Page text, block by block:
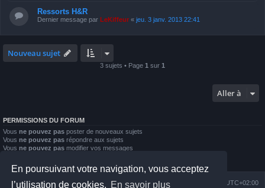
En poursuivant votre navigation, vous acceptez
l’utilisation de cookies. En savoir plus
Ressorts H&R
Dernier message par LeKiffeur « jeu. 3 janv. 2013 22:41
Nouveau sujet
3 sujets • Page 1 sur 1
Aller à
PERMISSIONS DU FORUM
Vous ne pouvez pas poster de nouveaux sujets
Vous ne pouvez pas répondre aux sujets
Vous ne pouvez pas modifier vos messages
Vous
ne pouvez pas joindre des fichiers
Index du forum UTC+02:00
Nous contacter